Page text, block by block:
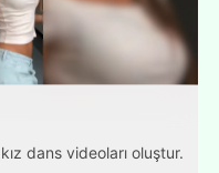
dans videoları oluştur.